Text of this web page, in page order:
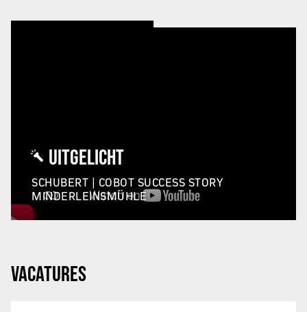
UITGELICHT
SCHUBERT | COBOT SUCCESS STORY
MINDERLEINSMÜHLE
VACATURES